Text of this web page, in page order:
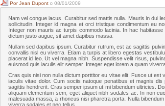
Por Jean Duponto 08/01/2009
Nam vel congue lacus. Curabitur sed mattis nulla. Mauris in dui
sollicitudin. Integer id magna et orci tristique condimentum eu
Integer non mauris ac turpis commodo lacinia. In hac
dictum justo augue, sit amet dapibus massa.
Nullam sed dapibus ipsum. Curabitur rutrum, est ac sagittis
convallis nisl eu viverra. Etiam a turpis at libero egestas
placerat id leo. Ut vel magna nibh. Suspendisse velit risus,
euismod quis iaculis elit semper. Integer eget lorem a quam
Cras quis nisi non nulla dictum porttitor eu vitae elit. Fusce ut
iaculis vitae dolor. Cum sociis natoque penatibus et magnis
sagittis hendrerit. Cras semper ipsum ut mi bibendum ultricies.
aliquam elementum sem, eget aliquet nibh sodales ac. In non
malesuada massa, a rhoncus nisi pharetra porta. Nulla
viverra sodales et nec tellus.